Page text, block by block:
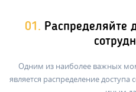
01. Распределяйте
Одним из наиболее важных
является распределение